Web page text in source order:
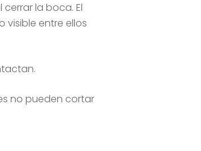
la boca. El
visible entre ellos
no pueden cortar